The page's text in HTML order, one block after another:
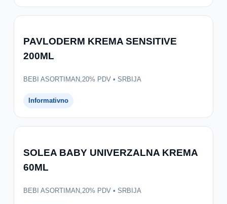
PAVLODERM KREMA SENSITIVE
200ML
BEBI ASORTIMAN,20% PDV • SRBIJA
Informativno
SOLEA BABY UNIVERZALNA KREMA
60ML
BEBI ASORTIMAN,20% PDV • SRBIJA